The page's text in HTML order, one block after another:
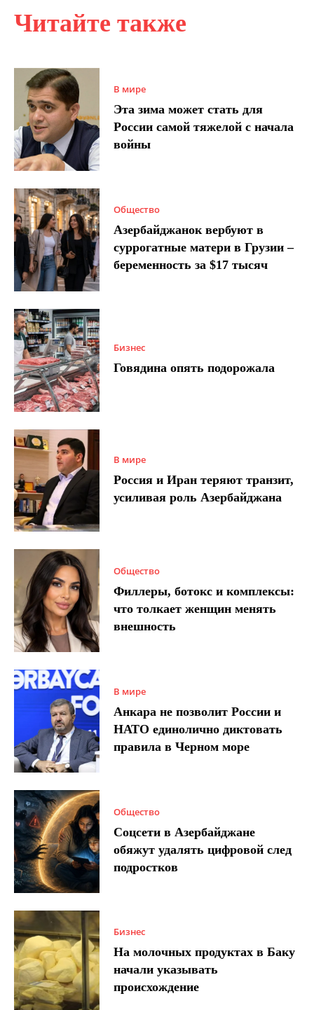
Читайте также
В мире
Эта зима может стать для
России самой тяжелой с начала
войны
Общество
Азербайджанок вербуют в
суррогатные матери в Грузии –
беременность за $17 тысяч
Бизнес
Говядина опять подорожала
В мире
Россия и Иран теряют транзит,
усиливая роль Азербайджана
Общество
Филлеры, ботокс и комплексы:
что толкает женщин менять
внешность
В мире
Анкара не позволит России и
НАТО единолично диктовать
правила в Черном море
Общество
Соцсети в Азербайджане
обяжут удалять цифровой след
подростков
Бизнес
На молочных продуктах в Баку
начали указывать
происхождение